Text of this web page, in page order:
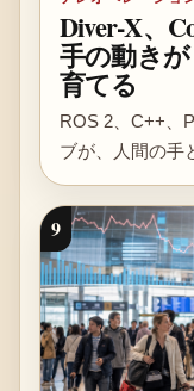
Diver-X、
手の動き
育てる
ROS 2、C++、
ブが、人間の手
9